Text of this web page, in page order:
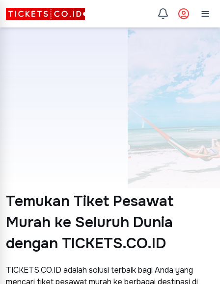
Temukan Tiket Pesawat
Murah ke Seluruh Dunia
dengan TICKETS.CO.ID
TICKETS.CO.ID adalah solusi terbaik bagi Anda yang
mencari tiket pesawat murah ke berbagai destinasi di